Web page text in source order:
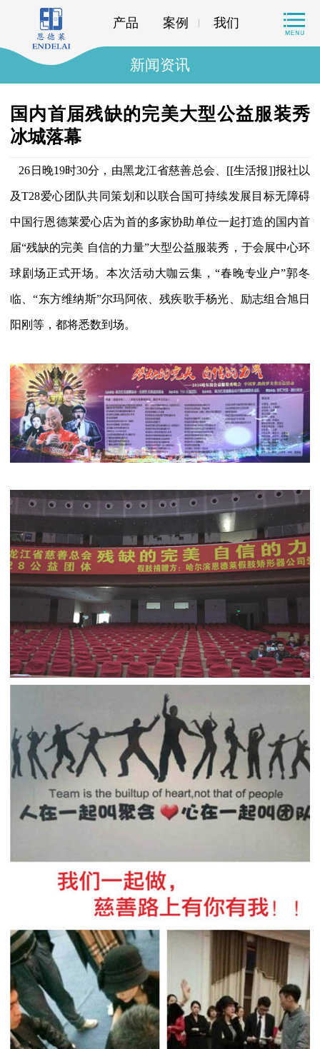
产品 案例 我们
新闻资讯
国内首届残缺的完美大型公益服装秀
冰城落幕
26日晚19时30分，由黑龙江省慈善总会、[[生活报]]报社以
及T28爱心团队共同策划和以联合国可持续发展目标无障碍
中国行恩德莱爱心店为首的多家协助单位一起打造的国内首
届“残缺的完美 自信的力量”大型公益服装秀，于会展中心环
球剧场正式开场。本次活动大咖云集，“春晚专业户”郭冬
临、“东方维纳斯”尔玛阿依、残疾歌手杨光、励志组合旭日
阳刚等，都将悉数到场。